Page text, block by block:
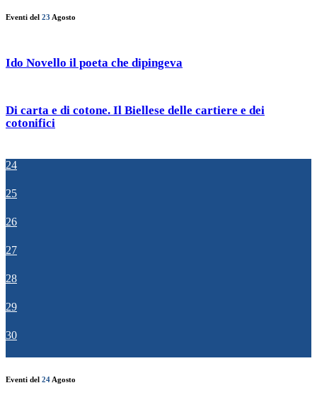
Eventi del 23 Agosto
Ido Novello il poeta che dipingeva
Di carta e di cotone. Il Biellese delle cartiere e dei
cotonifici
24
25
26
27
28
29
30
Eventi del 24 Agosto